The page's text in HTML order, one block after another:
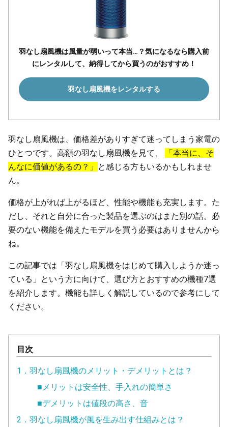
羽なし扇風機は風量が弱いって本当…？気になるなら購入前
にレンタルして、納得してから買うのがおすすめ！
羽なし扇風機をレンタルする
羽なし扇風機は、価格差がありすぎて迷ってしまう家電の
ひとつです。高額の羽なし扇風機を見て、
「本当に、そ
んなに価値があるの？」 と感じる方もいるかもしれませ
ん。
価格が上がれば上がるほど、性能や機能も充実します。た
だし、それと自分に合った製品を選ぶのはまた別の話。必
要のない機能を備えたモデルを買う必要はありませんから
ね。
この記事では「羽なし扇風機をはじめて購入しようか迷っ
ている」という方に向けて、選び方とおすすめの機種7選
を紹介します。機能も詳しく解説しているので参考にして
ください。
目次
1．羽なし扇風機のメリット・デメリットとは？
■メリットは安全性、手入れの簡単さ
■デメリットは値段の高さ、音
2．羽なし扇風機が風を生み出す仕組みとは？